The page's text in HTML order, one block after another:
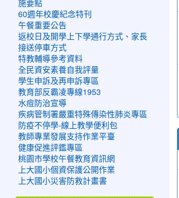
施要點
60週年校慶紀念特刊
午餐重要公告
返校日及開學上下學通行方式、家長
接送停車方式
特教輔導參考資料
全民資安素養自我評量
學生申訴及再申訴專區
教育部反霸凌專線1953
水痘防治宣導
疾病管制署嚴重特殊傳染性肺炎專區
防疫不停學-線上教學便利包
教師專業發展支持作業平臺
健康促進評鑑專區
桃園市學校午餐教育資訊網
上大國小個資保護公開作業
上大國小災害防救計畫書